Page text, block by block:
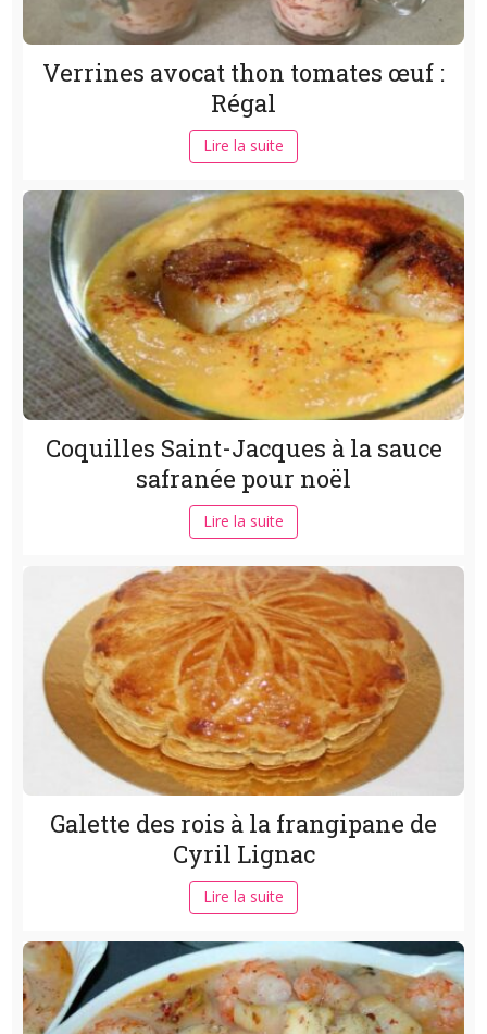
Verrines avocat thon tomates œuf :
Régal
Lire la suite
Coquilles Saint-Jacques à la sauce
safranée pour noël
Lire la suite
Galette des rois à la frangipane de
Cyril Lignac
Lire la suite